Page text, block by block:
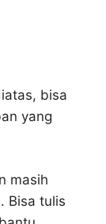
bisa
yang
masih
Bisa tulis